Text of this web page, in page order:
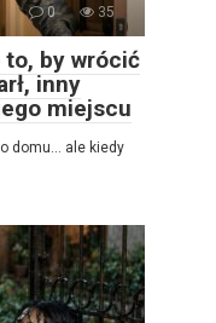
0 35
to, by wrócić
inny
miejscu
domu… ale kiedy